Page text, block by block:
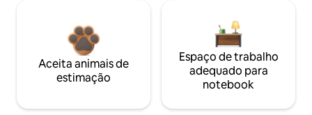
Aceita animais de
estimação
Espaço de trabalho
adequado para
notebook